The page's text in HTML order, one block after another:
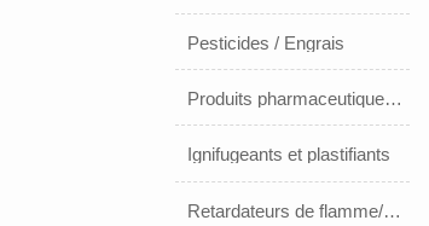
Pesticides / Engrais
Produits pharmaceutiques et médicaments
Ignifugeants et plastifiants
Retardateurs de flamme/plastifiants